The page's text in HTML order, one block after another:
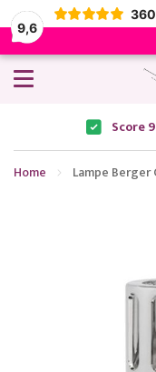
9,6
Score
Home Lampe